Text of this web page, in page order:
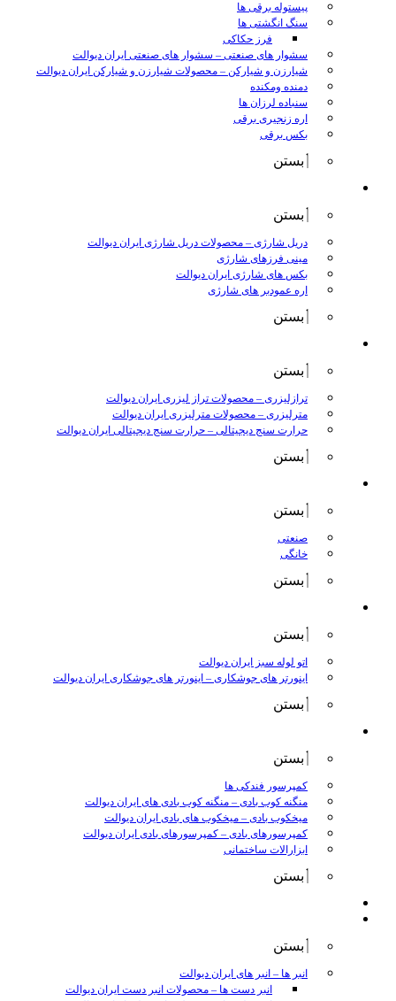
پیستوله برقی ها
سنگ انگشتی ها
فرز حکاکی
سشوار های صنعتی – سشوار های صنعتی ایران دیوالت
شیارزن و شیارکن – محصولات شیارزن و شیارکن ایران دیوالت
دمنده ومکنده
سنباده لرزان ها
اره زنجیری برقی
بکس برقی
بستن
بستن
دریل شارژی – محصولات دریل شارژی ایران دیوالت
مینی فرزهای شارژی
بکس های شارژی ایران دیوالت
اره عمودبر های شارژی
بستن
بستن
ترازلیزری – محصولات تراز لیزری ایران دیوالت
مترلیزری – محصولات مترلیزری ایران دیوالت
حرارت سنج دیجیتالی – حرارت سنج دیجیتالی ایران دیوالت
بستن
بستن
صنعتی
خانگی
بستن
بستن
اتو لوله سبز ایران دیوالت
اینورتر های جوشکاری – اینورتر های جوشکاری ایران دیوالت
بستن
بستن
کمپرسور فندکی ها
منگنه کوب بادی – منگنه کوب بادی های ایران دیوالت
میخکوب بادی – میخکوب های بادی ایران دیوالت
کمپرسورهای بادی – کمپرسورهای بادی ایران دیوالت
ابزارالات ساختمانی
بستن
بستن
انبر ها – انبر های ایران دیوالت
انبر دست ها – محصولات انبر دست ایران دیوالت